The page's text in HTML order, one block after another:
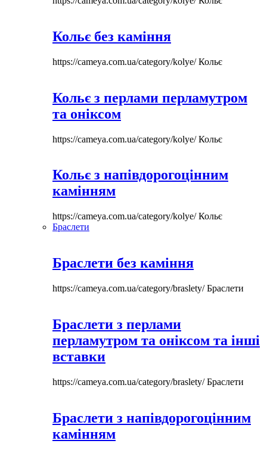
Кольє без каміння
https://cameya.com.ua/category/kolye/Кольє
Кольє з перлами перламутром
та оніксом
https://cameya.com.ua/category/kolye/Кольє
Кольє з напівдорогоцінним
камінням
https://cameya.com.ua/category/kolye/Кольє
Браслети
Браслети без каміння
https://cameya.com.ua/category/braslety/Браслети
Браслети з перлами
перламутром та оніксом та інші
вставки
https://cameya.com.ua/category/braslety/Браслети
Браслети з напівдорогоцінним
камінням